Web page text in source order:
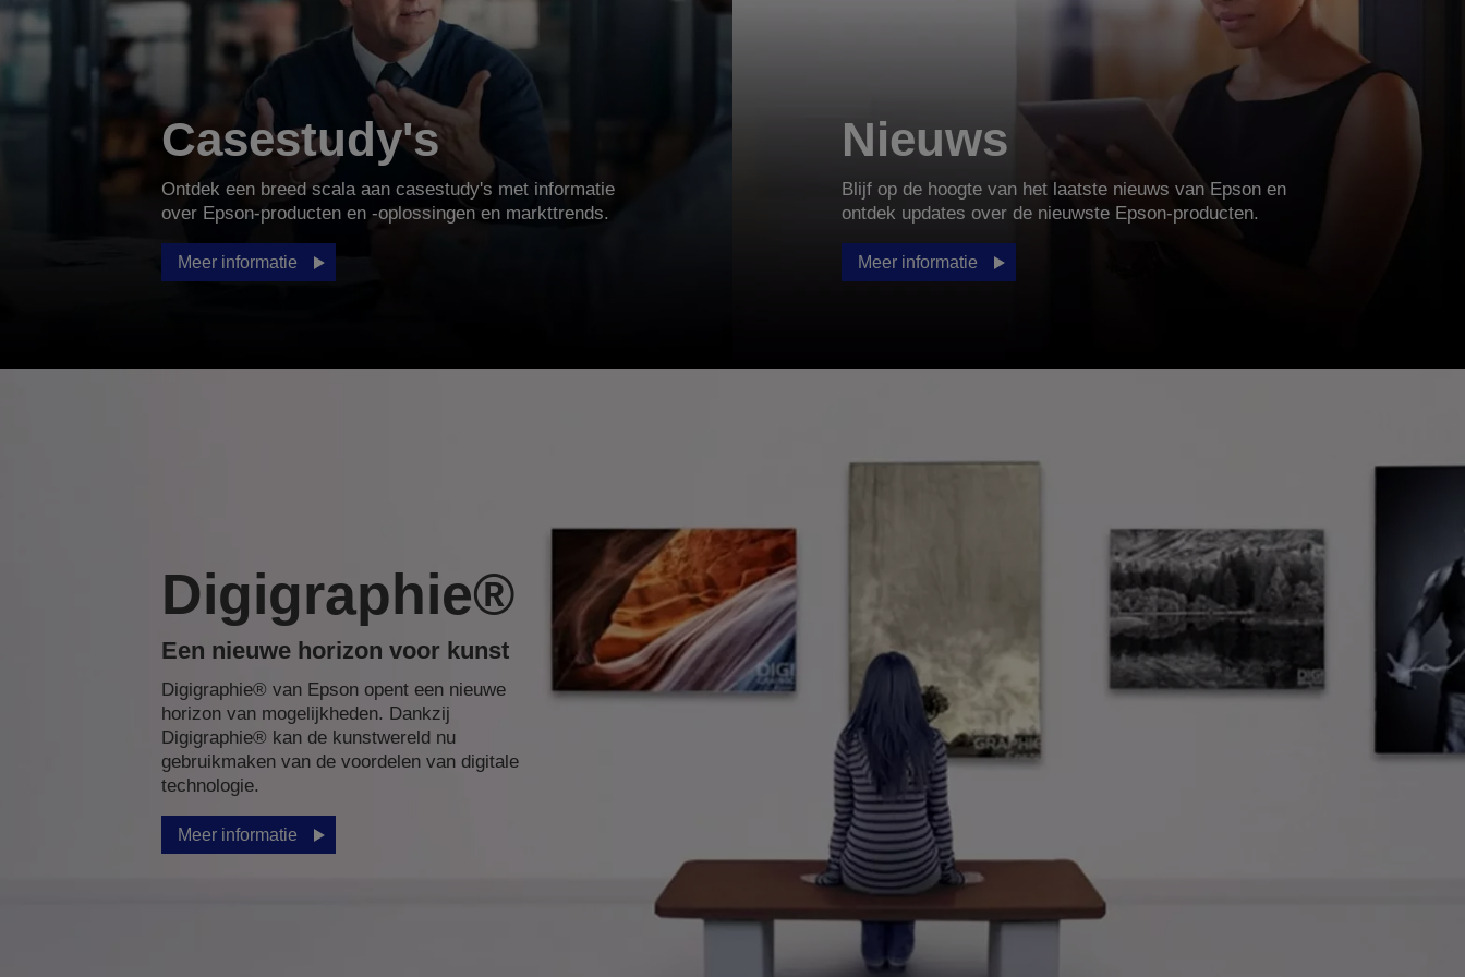
Casestudy's
Ontdek een breed scala aan casestudy's met informatie
over Epson-producten en -oplossingen en markttrends.
Meer informatie
Nieuws
Blijf op de hoogte van het laatste nieuws van Epson en
ontdek updates over de nieuwste Epson-producten.
Meer informatie
Digigraphie®
Een nieuwe horizon voor kunst
Digigraphie® van Epson opent een nieuwe
horizon van mogelijkheden. Dankzij
Digigraphie® kan de kunstwereld nu
gebruikmaken van de voordelen van digitale
technologie.
Meer informatie